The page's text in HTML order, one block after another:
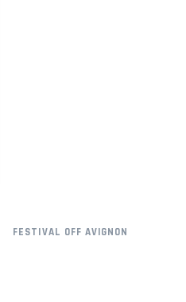
FESTIVAL OFF AVIGNON